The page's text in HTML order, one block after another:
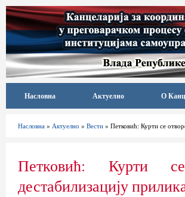
Насловна Актуелно О
Насловна » Актуелно » Вести » Петковић: Курти се
Петковић: Курти
дестабилизацију